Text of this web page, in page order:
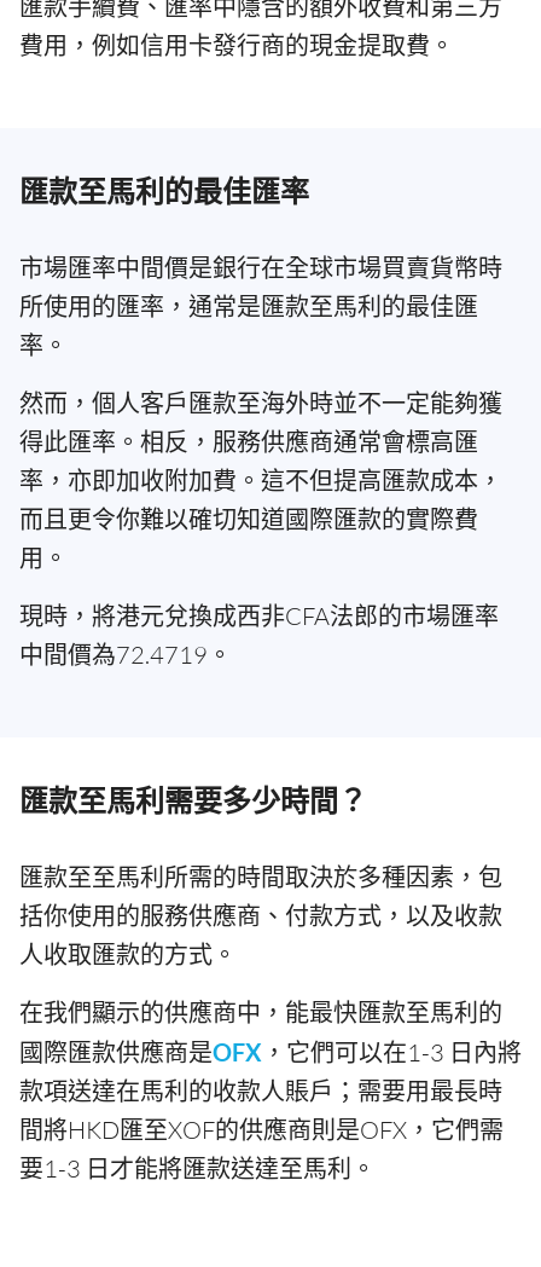
匯款手續費、匯率中隱含的額外收費和第三方
費用，例如信用卡發行商的現金提取費。
匯款至馬利的最佳匯率
市場匯率中間價是銀行在全球市場買賣貨幣時
所使用的匯率，通常是匯款至馬利的最佳匯
率。
然而，個人客戶匯款至海外時並不一定能夠獲
得此匯率。相反，服務供應商通常會標高匯
率，亦即加收附加費。這不但提高匯款成本，
而且更令你難以確切知道國際匯款的實際費
用。
現時，將港元兌換成西非CFA法郎的市場匯率
中間價為72.4719。
匯款至馬利需要多少時間？
匯款至至馬利所需的時間取決於多種因素，包
括你使用的服務供應商、付款方式，以及收款
人收取匯款的方式。
在我們顯示的供應商中，能最快匯款至馬利的
國際匯款供應商是OFX ，它們可以在1-3 日內將
款項送達在馬利的收款人賬戶；需要用最長時
間將HKD匯至XOF的供應商則是OFX，它們需
要1-3 日才能將匯款送達至馬利。